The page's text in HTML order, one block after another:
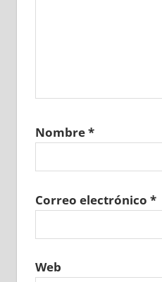
Nombre*
Correo electrónico *
Web